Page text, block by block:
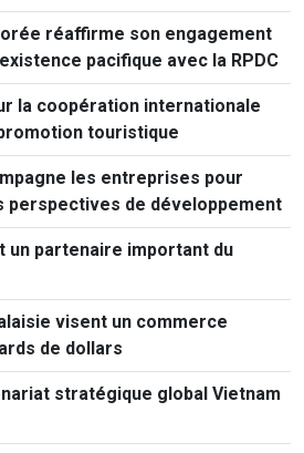
réaffirme son engagement
pacifique avec la RPDC
la coopération internationale
touristique
les entreprises pour
perspectives de développement
un partenaire important du
visent un commerce
de dollars
stratégique global Vietnam